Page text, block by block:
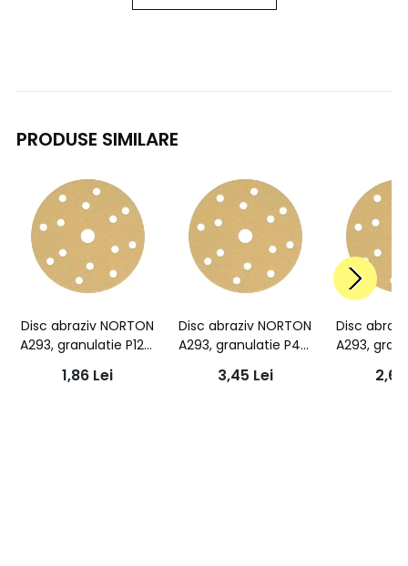
PRODUSE SIMILARE
Disc abraziv NORTON
A293, granulatie P120,
diametru 150x18mm,
15 gauri aspiratie
1,86 Lei
Disc abraziv NORTON
A293, granulatie P40,
diametru 150x18mm,
15 gauri aspiratie
3,45 Lei
Disc
A293,
15